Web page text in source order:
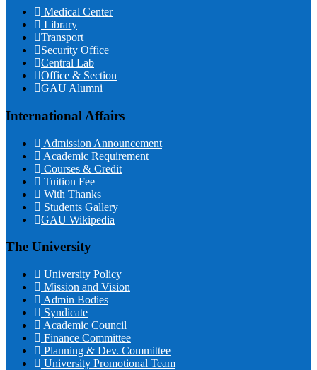
Medical Center
Library
Transport
Security Office
Central Lab
Office & Section
GAU Alumni
International Affairs
Admission Announcement
Academic Requirement
Courses & Credit
Tuition Fee
With Thanks
Students Gallery
GAU Wikipedia
The University
University Policy
Mission and Vision
Admin Bodies
Syndicate
Academic Council
Finance Committee
Planning & Dev. Committee
University Promotional Team